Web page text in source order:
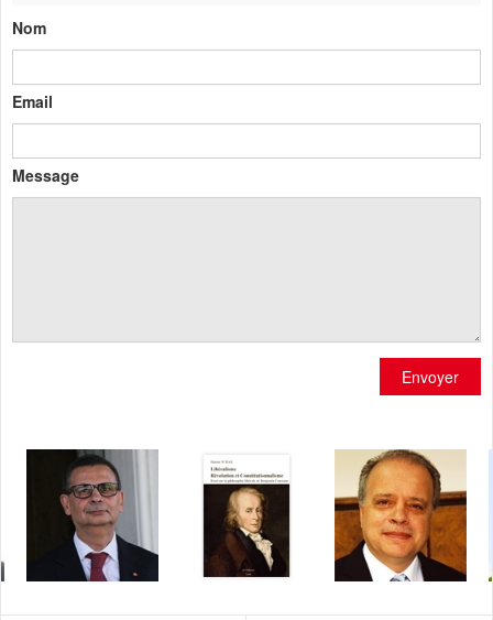
Nom
Email
Message
Envoyer